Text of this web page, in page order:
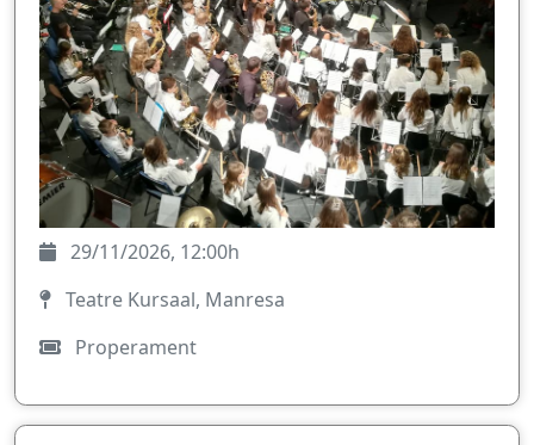
29/11/2026, 12:00h
Teatre Kursaal, Manresa
Properament